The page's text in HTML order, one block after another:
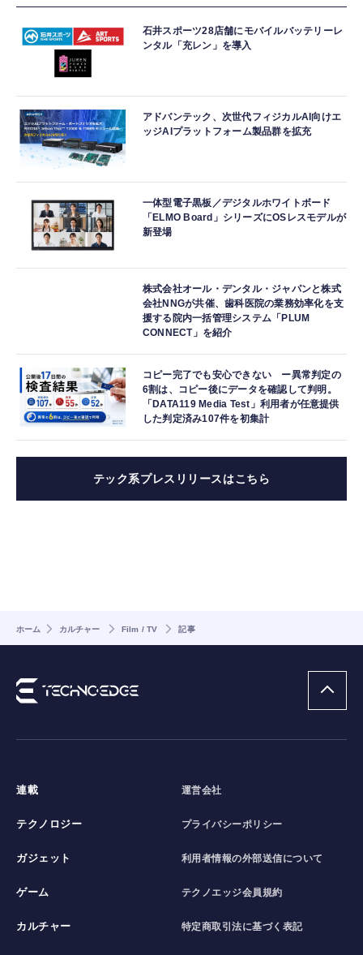
石井スポーツ28店舗にモバイルバッテリーレ
ンタル「充レン」を導入
アドバンテック、次世代フィジカルAI向けエ
ッジAIプラットフォーム製品群を拡充
一体型電子黒板／デジタルホワイトボード
「ELMO Board」シリーズにOSレスモデルが
新登場
株式会社オール・デンタル・ジャパンと株式
会社NNGが共催、歯科医院の業務効率化を支
援する院内一括管理システム「PLUM
CONNECT」を紹介
コピー完了でも安心できない ー異常判定の
6割は、コピー後にデータを確認して判明。
「DATA119 Media Test」利用者が任意提供
した判定済み107件を初集計
テック系プレスリリースはこちら
ホーム カルチャー Film / TV 記事
連載
テクノロジー
ガジェット
ゲーム
カルチャー
運営会社
プライバシーポリシー
利用者情報の外部送信について
テクノエッジ会員規約
特定商取引法に基づく表記